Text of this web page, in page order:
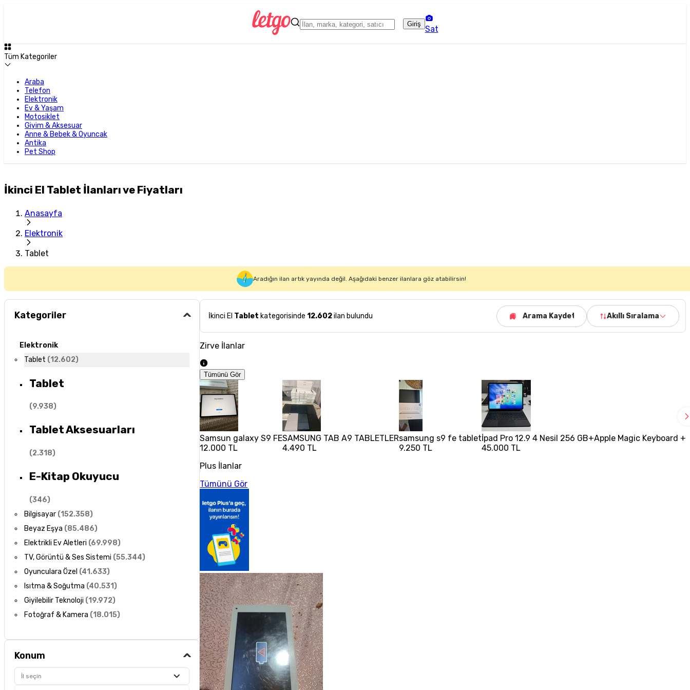
Giriş
Sat
Tüm Kategoriler
Araba
Telefon
Elektronik
Ev & Yaşam
Motosiklet
Giyim & Aksesuar
Anne & Bebek & Oyuncak
Antika
Pet Shop
İkinci El Tablet İlanları ve Fiyatları
Anasayfa
Elektronik
Tablet
Aradığın ilan artık yayında değil. Aşağıdaki benzer ilanlara göz atabilirsin!
Kategoriler
Elektronik
Tablet (12.602)
Tablet
(9.938)
Tablet Aksesuarları
(2.318)
E-Kitap Okuyucu
(346)
Bilgisayar (152.358)
Beyaz Eşya (85.486)
Elektrikli Ev Aletleri (69.998)
TV, Görüntü & Ses Sistemi (55.344)
Oyunculara Özel (41.633)
Isıtma & Soğutma (40.531)
Giyilebilir Teknoloji (19.972)
Fotoğraf & Kamera (18.015)
Konum
İl seçin
İkinci El Tablet kategorisinde 12.602ilan bulundu Arama Kaydet Akıllı Sıralama
Zirve İlanlar
Tümünü Gör
Samsun galaxy S9 FE
12.000 TL
SAMSUNG TAB A9 TABLETLER
4.490 TL
samsung s9 fe tablet
9.250 TL
İpad Pro 12.9 4 Nesil 256 GB+Apple Magic Keyboard +
45.000 TL
Plus İlanlar
Tümünü Gör